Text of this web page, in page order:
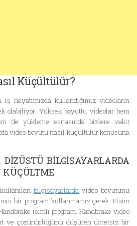
Küçültülür?
hayatımızda kullandığımız videoların
olabiliyor. Yüksek boyutlu videolar hem
de yükleme esnasında bizlere vakit
video boyutu nasıl küçültülür konusuna
BİLGİSAYARLARDA
KÜÇÜLTME
bilgisayarlarda video boyutunu
bir program kullanmamız gerek. Bizim
isimli program. Handbrake video
ve çözünürlüğünü düşüren ücretsiz bir